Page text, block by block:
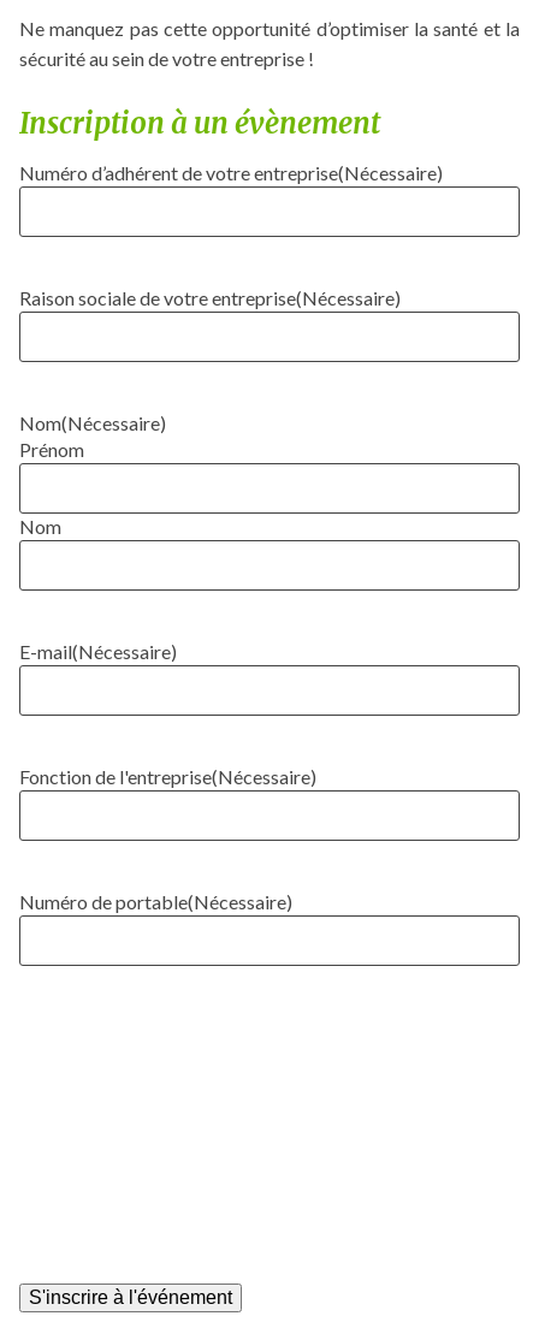
Ne manquez pas cette opportunité d’optimiser la santé et la
sécurité au sein de votre entreprise !
Inscription à un évènement
Numéro d’adhérent de votre entreprise(Nécessaire)
Raison sociale de votre entreprise(Nécessaire)
Nom(Nécessaire)
Prénom
Nom
E-mail(Nécessaire)
Fonction de l'entreprise(Nécessaire)
Numéro de portable(Nécessaire)